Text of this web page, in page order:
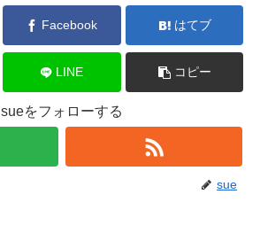
Facebook はてブ
LINE コピー
sueをフォローする
sue